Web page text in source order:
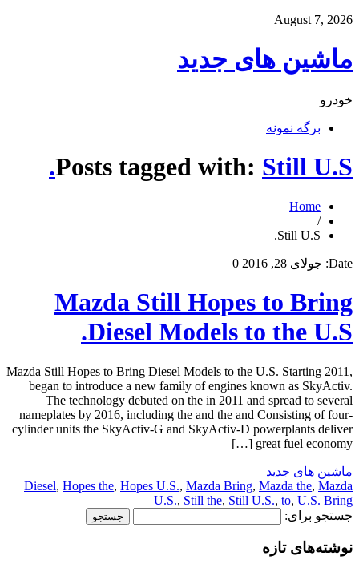
August 7, 2026
ماشین های جدید
خودرو
برگه نمونه
Posts tagged with: Still U.S.
Home
/
Still U.S.
Date: جولای 28, 2016 0
Mazda Still Hopes to Bring
Diesel Models to the U.S.
Mazda Still Hopes to Bring Diesel Models to the U.S. Starting 2011,
began to introduce a new family of engines known as SkyActiv.
The technology debuted on the in 2011 and spread to several
nameplates by 2016, including the and the and Consisting of four-
cylinder units the SkyActiv-G and SkyActiv-D powerplants deliver
great fuel economy […]
ماشین های جدید
Diesel, Hopes the, Hopes U.S., Mazda Bring, Mazda the, Mazda
U.S., Still the, Still U.S., to, U.S. Bring
جستجو برای:
نوشته‌های تازه